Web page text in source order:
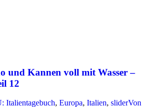
und Kannen voll mit Wasser –
12
Italientagebuch, Europa, Italien, sliderVon